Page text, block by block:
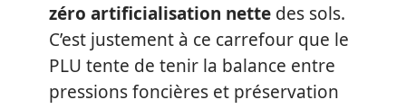
zéro artificialisation nette des sols.
C’est justement à ce carrefour que le
PLU tente de tenir la balance entre
pressions foncières et préservation